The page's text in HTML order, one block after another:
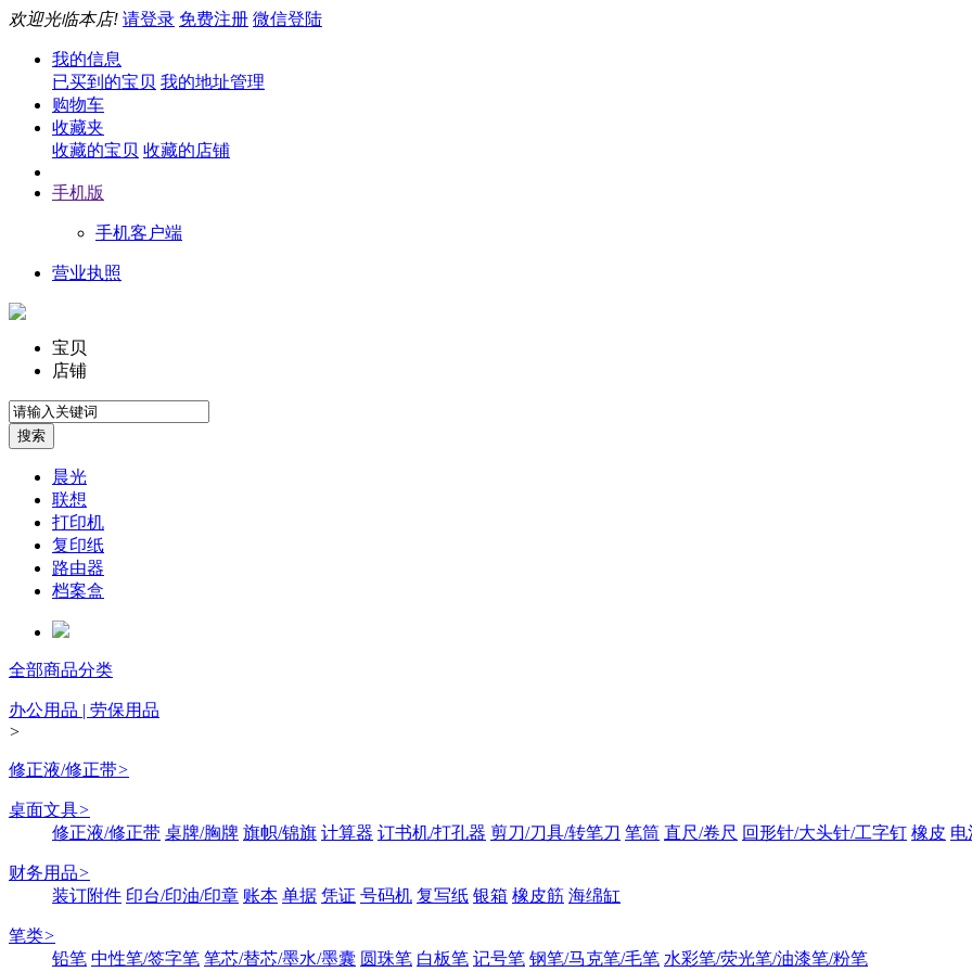
欢迎光临本店! 请登录 免费注册 微信登陆
我的信息
已买到的宝贝 我的地址管理
购物车
收藏夹
收藏的宝贝 收藏的店铺
手机版
手机客户端
营业执照
宝贝
店铺
晨光
联想
打印机
复印纸
路由器
档案盒
全部商品分类
办公用品 | 劳保用品
>
修正液/修正带>
桌面文具>
修正液/修正带 桌牌/胸牌 旗帜/锦旗 计算器 订书机/打孔器 剪刀/刀具/转笔刀 笔筒 直尺/卷尺 回形针/大头针/工字钉 橡皮 电
财务用品>
装订附件 印台/印油/印章 账本 单据 凭证 号码机 复写纸 银箱 橡皮筋 海绵缸
笔类>
铅笔 中性笔/签字笔 笔芯/替芯/墨水/墨囊 圆珠笔 白板笔 记号笔 钢笔/马克笔/毛笔 水彩笔/荧光笔/油漆笔/粉笔